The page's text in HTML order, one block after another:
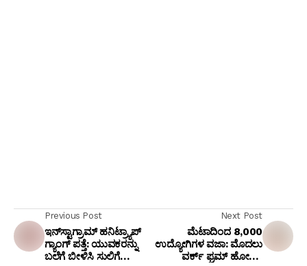
Previous Post
ಇನ್‌ಸ್ಟಾಗ್ರಾಮ್ ಹನಿಟ್ರ್ಯಾಪ್
ಗ್ಯಾಂಗ್ ಪತ್ತೆ: ಯುವಕರನ್ನು
ಬಲೆಗೆ ಬೀಳಿಸಿ ಸುಲಿಗೆ
Next Post
ಮೆಟಾದಿಂದ 8,000
ಉದ್ಯೋಗಿಗಳ ವಜಾ: ಮೊದಲು
ವರ್ಕ್ ಫ್ರಮ್ ಹೋಮ್